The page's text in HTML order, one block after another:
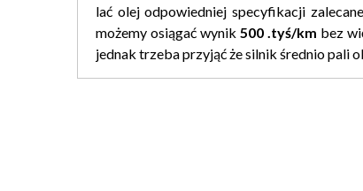
lać olej odpowiedniej specyfikacji
możemy osiągać wynik 500 .tyś/km bez
jednak trzeba przyjąć że silnik średnio pali